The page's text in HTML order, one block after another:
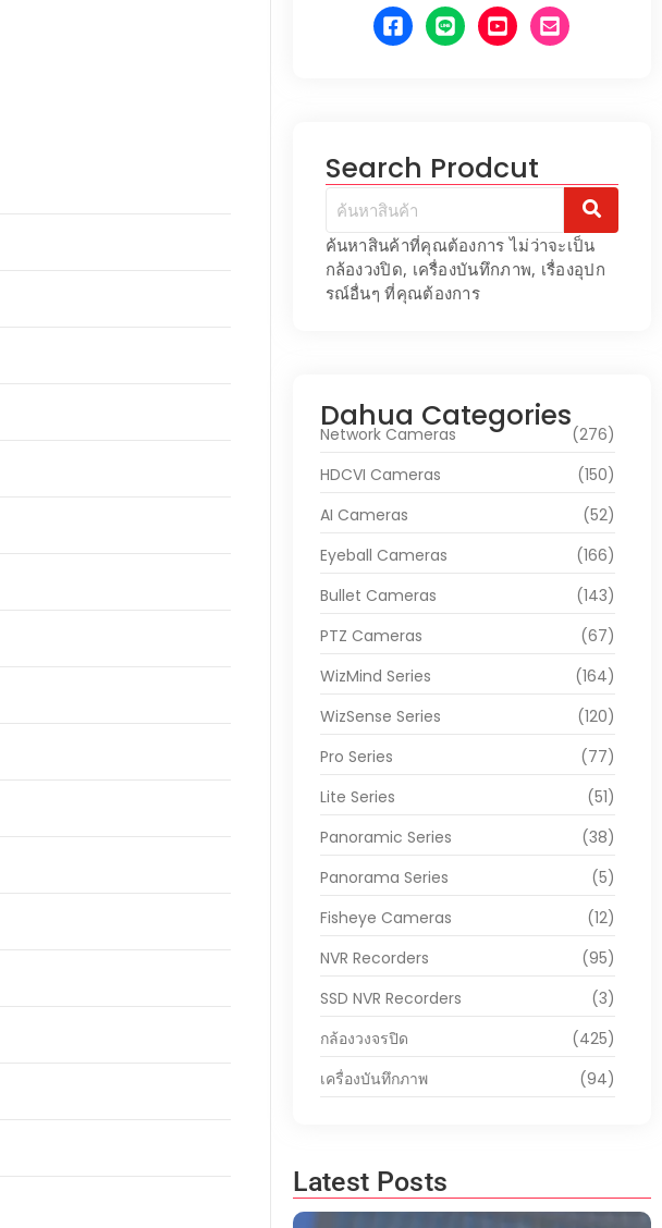
Search Prodcut
ค้นหาสินค้าที่คุณต้องการ ไม่ว่าจะเป็น
กล้องวงปิด, เครื่องบันทึกภาพ, เรื่องอุปก
รณ์อื่นๆ ที่คุณต้องการ
Dahua Categories
Network Cameras
(276)
HDCVI Cameras
(150)
AI Cameras
(52)
Eyeball Cameras
(166)
Bullet Cameras
(143)
PTZ Cameras
(67)
WizMind Series
(164)
WizSense Series
(120)
Pro Series
(77)
Lite Series
(51)
Panoramic Series
(38)
Panorama Series
(5)
Fisheye Cameras
(12)
NVR Recorders
(95)
SSD NVR Recorders
(3)
กล้องวงจรปิด
(425)
เครื่องบันทึกภาพ
(94)
Latest Posts